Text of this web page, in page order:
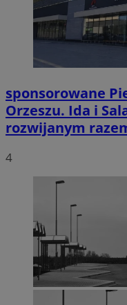
sponsorowane
Orzeszu. Ida i
rozwijanym
4